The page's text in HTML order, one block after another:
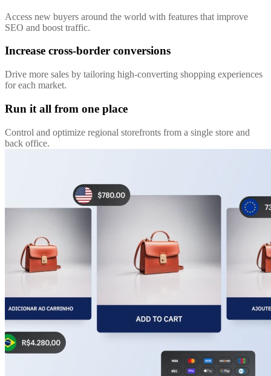
Access new buyers around the world with features that improve
SEO and boost traffic.
Increase cross-border conversions
Drive more sales by tailoring high-converting shopping experiences
for each market.
Run it all from one place
Control and optimize regional storefronts from a single store and
back office.